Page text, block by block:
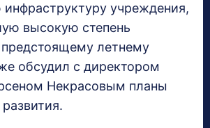
учреждения,
высокую степень
предстоящему летнему
обсудил с директором
Некрасовым планы